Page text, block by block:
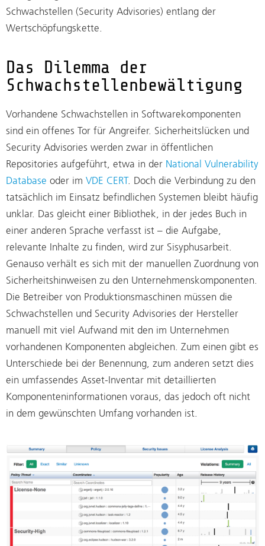
Schwachstellen (Security Advisories) entlang der
Wertschöpfungskette.
Das Dilemma der
Schwachstellenbewältigung
Vorhandene Schwachstellen in Softwarekomponenten
sind ein offenes Tor für Angreifer. Sicherheitslücken und
Security Advisories werden zwar in öffentlichen
Repositories aufgeführt, etwa in der National Vulnerability
Database oder im VDE CERT. Doch die Verbindung zu den
tatsächlich im Einsatz befindlichen Systemen bleibt häufig
unklar. Das gleicht einer Bibliothek, in der jedes Buch in
einer anderen Sprache verfasst ist – die Aufgabe,
relevante Inhalte zu finden, wird zur Sisyphusarbeit.
Genauso verhält es sich mit der manuellen Zuordnung von
Sicherheitshinweisen zu den Unternehmenskomponenten.
Die Betreiber von Produktionsmaschinen müssen die
Schwachstellen und Security Advisories der Hersteller
manuell mit viel Aufwand mit den im Unternehmen
vorhandenen Komponenten abgleichen. Zum einen gibt es
Unterschiede bei der Benennung, zum anderen setzt dies
ein umfassendes Asset-Inventar mit detaillierten
Komponenteninformationen voraus, das jedoch oft nicht
in dem gewünschten Umfang vorhanden ist.